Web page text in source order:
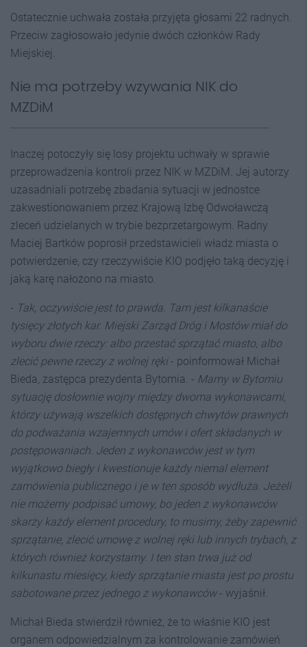
Ostatecznie uchwała została przyjęta głosami 22 radnych.
Przeciw zagłosowało jedynie dwóch członków Rady
Miejskiej.
Nie ma potrzeby wzywania NIK do
MZDiM
Inaczej potoczyły się losy projektu uchwały w sprawie
przeprowadzenia kontroli przez NIK w MZDiM. Jej autorzy
uzasadniali potrzebę zbadania sytuacji w jednostce
zakwestionowaniem przez Krajową Izbę Odwoławczą
zleceń udzielanych w trybie bezprzetargowym. Radny
Maciej Bartków poprosił przedstawicieli władz miasta o
potwierdzenie, czy rzeczywiście KIO podjęło taką decyzję i
jaką karę nałożono na miasto.
- Tak, oczywiście jest to prawda. Tam jest kilkanaście
tysięcy złotych kar. Miejski Zarząd Dróg i Mostów miał do
wyboru dwie rzeczy: albo przestać sprzątać miasto, albo
zlecić pewne rzeczy z wolnej ręki- poinformował Michał
Bieda, zastępca prezydenta Bytomia. - Mamy w Bytomiu
sytuację dosłownie wojny między dwoma wykonawcami,
którzy używają wszelkich dostępnych chwytów prawnych
do podważania wzajemnych umów i ofert składanych w
postępowaniach. Jeden z wykonawców jest w tym
wyjątkowo biegły i kwestionuje każdy niemal element
zamówienia publicznego i je w ten sposób wydłuża. Jeżeli
nie możemy podpisać umowy, bo jeden z wykonawców
skarży każdy element procedury, to musimy, żeby zapewnić
sprzątanie, zlecić umowę z wolnej ręki lub innych trybach, z
których również korzystamy. I ten stan trwa już od
kilkunastu miesięcy, kiedy sprzątanie miasta jest po prostu
sabotowane przez jednego z wykonawców- wyjaśnił.
Michał Bieda stwierdził również, że to właśnie KIO jest
organem odpowiedzialnym za kontrolowanie zamówień